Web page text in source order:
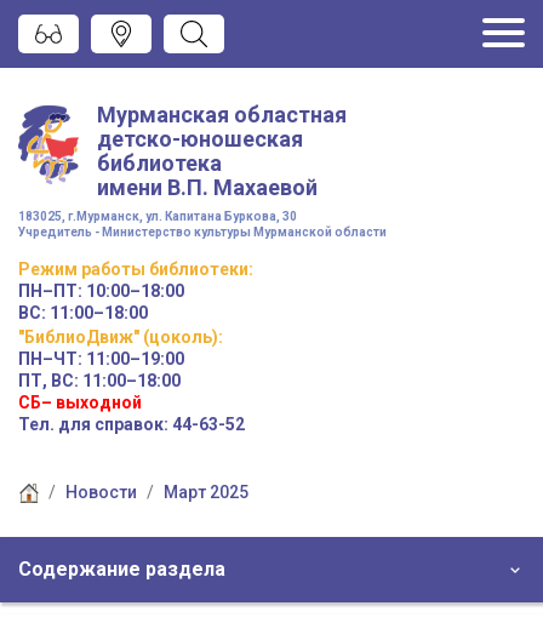
Мурманская областная
детско-юношеская
библиотека
имени В.П. Махаевой
183025, г.Мурманск, ул. Капитана Буркова, 30
Учредитель - Министерство культуры Мурманской области
Режим работы библиотеки:
ПН–ПТ: 10:00–18:00
ВС: 11:00–18:00
"БиблиоДвиж" (цоколь):
ПН–ЧТ: 11:00–19:00
ПТ, ВС: 11:00–18:00
СБ– выходной
Тел. для справок: 44-63-52
Новости Март 2025
Содержание раздела